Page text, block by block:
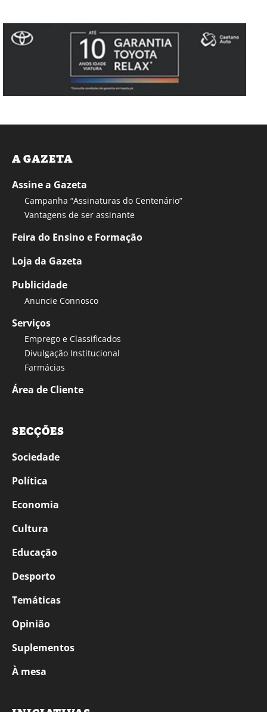
A GAZETA
Assine a Gazeta
Campanha “Assinaturas do Centenário”
Vantagens de ser assinante
Feira do Ensino e Formação
Loja da Gazeta
Publicidade
Anuncie Connosco
Serviços
Emprego e Classificados
Divulgação Institucional
Farmácias
Área de Cliente
SECÇÕES
Sociedade
Política
Economia
Cultura
Educação
Desporto
Temáticas
Opinião
Suplementos
À mesa